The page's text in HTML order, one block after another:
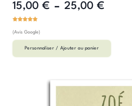
15,00 € – 25,00 €
15,00 €
(Avis Google)
Personnaliser / Ajouter au panier